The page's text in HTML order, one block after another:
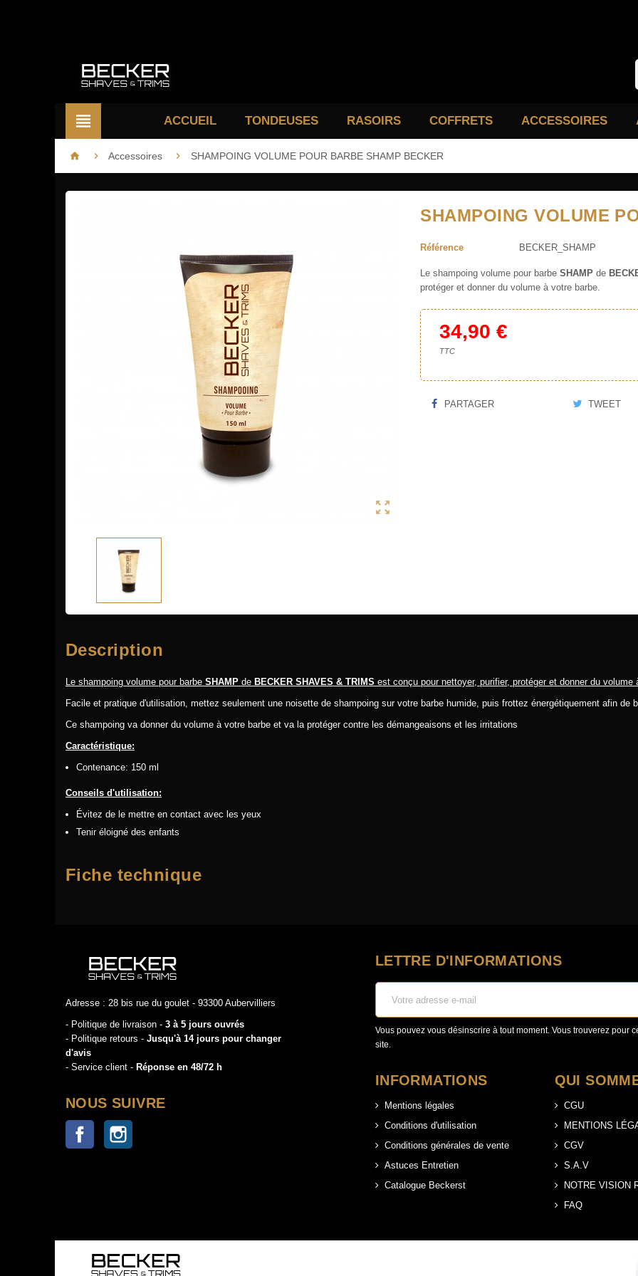
 ACCUEIL TONDEUSES RASOIRS COFFRETS ACCESSOIRES
  Accessoires  SHAMPOING VOLUME POUR BARBE SHAMP BECKER

SHAMPOING VOLUME
Référence BECKER_SHAMP
Le shampoing volume pour barbeSHAMP de
protéger et donner du volume à votre barbe.
34,90 €
TTC
PARTAGER TWEET
Description
Le shampoing volume pour barbe SHAMP de BECKER SHAVES & TRIMS est conçu pour nettoyer, purifier, protéger et donner du volume
Facile et pratique d'utilisation, mettez seulement une noisette de shampoing sur votre barbe humide, puis frottez énergétiquement afin de
Ce shampoing va donner du volume à votre barbe et va la protéger contre les démangeaisons et les irritations
Caractéristique:
Contenance: 150 ml
Conseils d'utilisation:
Évitez de le mettre en contact avec les yeux
Tenir éloigné des enfants
Fiche technique
Adresse : 28 bis rue du goulet - 93300 Aubervilliers
- Politique de livraison - 3 à 5 jours ouvrés
- Politique retours - Jusqu'à 14 jours pour changer
d'avis
- Service client - Réponse en 48/72 h
NOUS SUIVRE
Facebook
LETTRE D'INFORMATIONS
Vous pouvez vous désinscrire à tout moment. Vous trouverez
site.
INFORMATIONS
Mentions légales
Conditions d'utilisation
Conditions générales de vente
Astuces Entretien
Catalogue Beckerst
QUI
CGU
MENTIONS
CGV
S.A.V
NOTRE VISION
FAQ